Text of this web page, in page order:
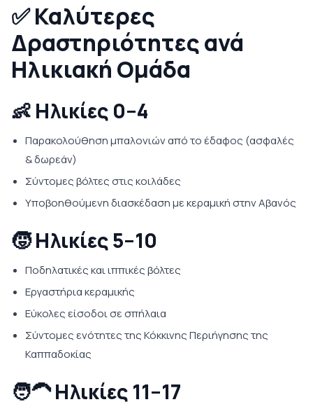
✅Καλύτερες
Δραστηριότητες ανά
Ηλικιακή Ομάδα
👶 Ηλικίες 0–4
Παρακολούθηση μπαλονιών από το έδαφος (ασφαλές
& δωρεάν)
Σύντομες βόλτες στις κοιλάδες
Υποβοηθούμενη διασκέδαση με κεραμική στην Αβανός
🧒 Ηλικίες 5–10
Ποδηλατικές και ιππικές βόλτες
Εργαστήρια κεραμικής
Εύκολες είσοδοι σε σπήλαια
Σύντομες ενότητες της Κόκκινης Περιήγησης της
Καππαδοκίας
🧑‍🦱 Ηλικίες 11–17